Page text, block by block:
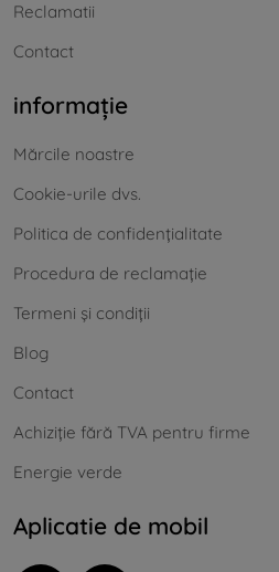
Reclamatii
Contact
informație
Mărcile noastre
Cookie-urile dvs.
Politica de confidențialitate
Procedura de reclamație
Termeni și condiții
Blog
Contact
Achiziție fără TVA pentru firme
Energie verde
Aplicatie de mobil